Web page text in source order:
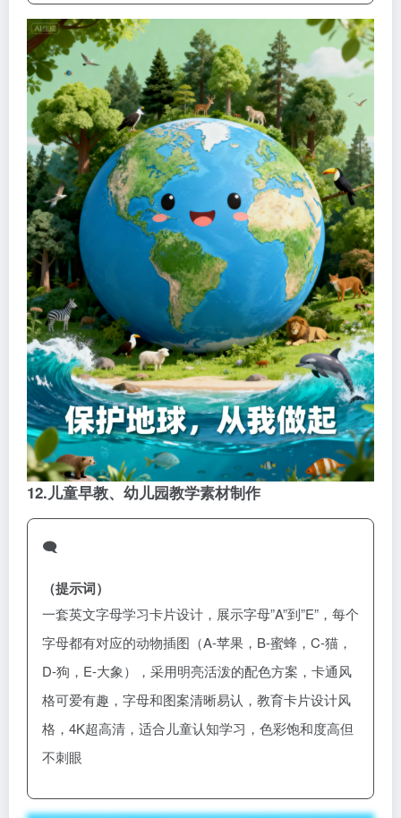
12.儿童早教、幼儿园教学素材制作
🗨️
（提示词）
一套英文字母学习卡片设计，展示字母”A”到”E”，每个
字母都有对应的动物插图（A-苹果，B-蜜蜂，C-猫，
D-狗，E-大象），采用明亮活泼的配色方案，卡通风
格可爱有趣，字母和图案清晰易认，教育卡片设计风
格，4K超高清，适合儿童认知学习，色彩饱和度高但
不刺眼